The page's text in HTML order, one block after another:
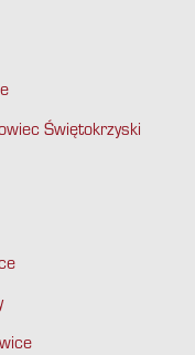
Świętokrzyski